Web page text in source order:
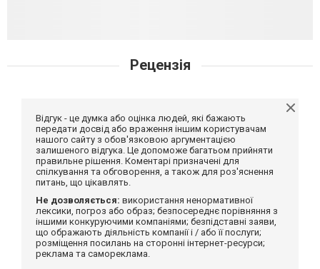
Рецензія
Відгук - це думка або оцінка людей, які бажають
передати досвід або враження іншим користувачам
нашого сайту з обов'язковою аргументацією
залишеного відгука. Це допоможе багатьом прийняти
правильне рішення. Коментарі призначені для
спілкування та обговорення, а також для роз'яснення
питань, що цікавлять.
Не дозволяється: використання ненормативної
лексики, погроз або образ; безпосереднє порівняння з
іншими конкуруючими компаніями; безпідставні заяви,
що ображають діяльність компанії і / або її послуги;
розміщення посилань на сторонні інтернет-ресурси;
реклама та самореклама.